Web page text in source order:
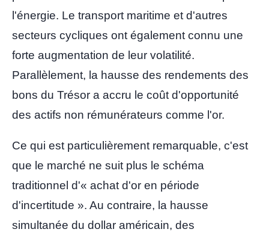
l'énergie. Le transport maritime et d'autres
secteurs cycliques ont également connu une
forte augmentation de leur volatilité.
Parallèlement, la hausse des rendements des
bons du Trésor a accru le coût d'opportunité
des actifs non rémunérateurs comme l'or.
Ce qui est particulièrement remarquable, c'est
que le marché ne suit plus le schéma
traditionnel d'« achat d'or en période
d'incertitude ». Au contraire, la hausse
simultanée du dollar américain, des